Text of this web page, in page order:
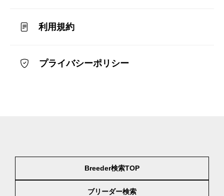
利用規約
プライバシーポリシー
Breeder検索TOP
ブリーダー検索